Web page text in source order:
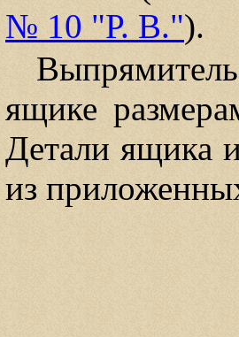
№ 10 "Р. В.").
ящике
Детали ящика
из